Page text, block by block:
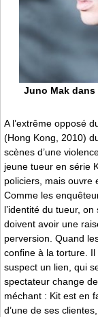
Juno Mak dans
A l’extrême opposé
(Hong Kong, 2010)
scènes d’une
jeune tueur en série
policiers, mais ouvre
Comme les
l’identité du tueur,
doivent avoir une
perversion. Quand
confine à la torture.
suspect un lien, qui
spectateur change
méchant : Kit est en
d’une de ses